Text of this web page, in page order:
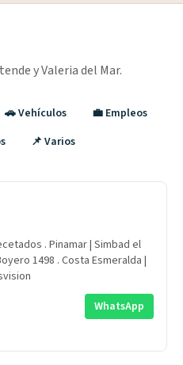
y Valeria del Mar.
🚗 Vehículos
💼 Empleos
📌 Varios
. Pinamar | Simbad el
1498 . Costa Esmeralda |
WhatsApp